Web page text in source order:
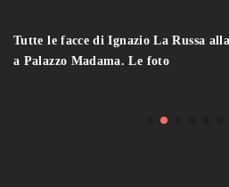
Tutte le facce di Ignazio La Russa
a Palazzo Madama. Le foto